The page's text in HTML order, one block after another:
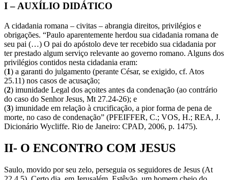
I – AUXÍLIO DIDÁTICO
A cidadania romana – civitas – abrangia direitos, privilégios e
obrigações. “Paulo aparentemente herdou sua cidadania romana de
seu pai (…) O pai do apóstolo deve ter recebido sua cidadania por
ter prestado algum serviço relevante ao governo romano. Alguns dos
privilégios contidos nesta cidadania eram:
(1) a garanti do julgamento (perante César, se exigido, cf. Atos
25.11) nos casos de acusação;
(2) imunidade Legal dos açoites antes da condenação (ao contrário
do caso do Senhor Jesus, Mt 27.24-26); e
(3) imunidade em relação à crucificação, a pior forma de pena de
morte, no caso de condenação” (PFEIFFER, C.; VOS, H.; REA, J.
Dicionário Wycliffe. Rio de Janeiro: CPAD, 2006, p. 1475).
II- O ENCONTRO COM JESUS
Saulo, movido por seu zelo, perseguia os seguidores de Jesus (At